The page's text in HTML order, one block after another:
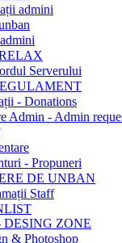
admini
Serverului
- Donations
Admin - Admin
- Propuneri
DE UNBAN
Staff
DESING ZONE
& Photoshop